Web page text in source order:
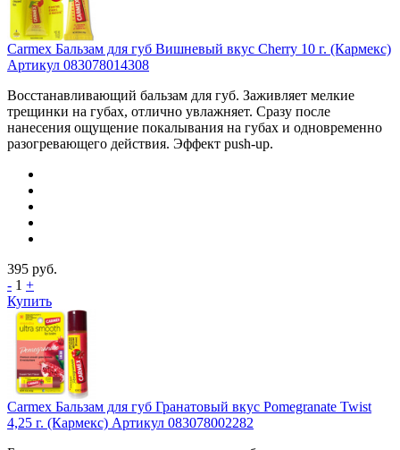
Carmex Бальзам для губ Вишневый вкус Cherry 10 г. (Кармекс)
Артикул 083078014308
Восстанавливающий бальзам для губ. Заживляет мелкие
трещинки на губах, отлично увлажняет. Сразу после
нанесения ощущение покалывания на губах и одновременно
разогревающего действия. Эффект push-up.
395 руб.
- 1 +
Купить
Carmex Бальзам для губ Гранатовый вкус Pomegranate Twist
4,25 г. (Кармекс) Артикул 083078002282